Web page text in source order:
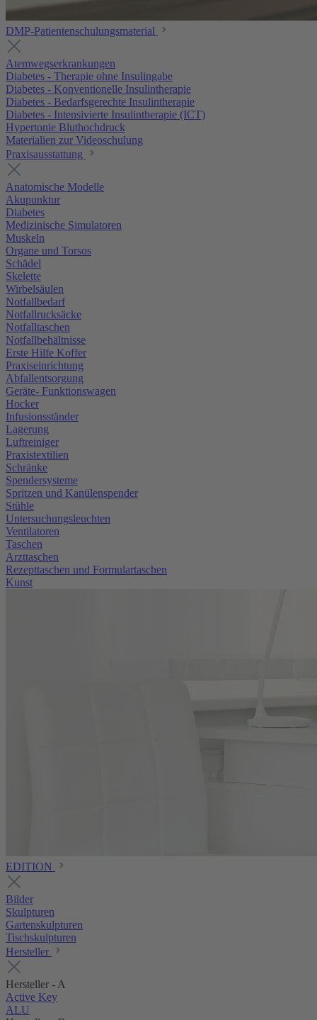
DMP-Patientenschulungsmaterial
Atemwegserkrankungen
Diabetes - Therapie ohne Insulingabe
Diabetes - Konventionelle Insulintherapie
Diabetes - Bedarfsgerechte Insulintherapie
Diabetes - Intensivierte Insulintherapie (ICT)
Hypertonie Bluthochdruck
Materialien zur Videoschulung
Praxisausstattung
Anatomische Modelle
Akupunktur
Diabetes
Medizinische Simulatoren
Muskeln
Organe und Torsos
Schädel
Skelette
Wirbelsäulen
Notfallbedarf
Notfallrucksäcke
Notfalltaschen
Notfallbehältnisse
Erste Hilfe Koffer
Praxiseinrichtung
Abfallentsorgung
Geräte- Funktionswagen
Hocker
Infusionsständer
Lagerung
Luftreiniger
Praxistextilien
Schränke
Spendersysteme
Spritzen und Kanülenspender
Stühle
Untersuchungsleuchten
Ventilatoren
Taschen
Arzttaschen
Rezepttaschen und Formulartaschen
Kunst
EDITION
Bilder
Skulpturen
Gartenskulpturen
Tischskulpturen
Hersteller
Hersteller - A
Active Key
ALU